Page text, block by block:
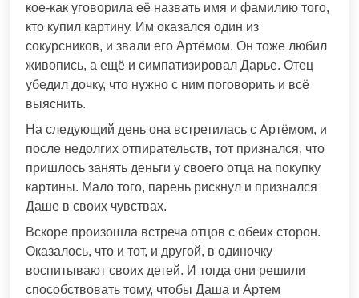
кое-как уговорила её назвать имя и фамилию того,
кто купил картину. Им оказался один из
сокурсников, и звали его Артёмом. Он тоже любил
живопись, а ещё и симпатизировал Дарье. Отец
убедил дочку, что нужно с ним поговорить и всё
выяснить.
На следующий день она встретилась с Артёмом, и
после недолгих отпирательств, тот признался, что
пришлось занять деньги у своего отца на покупку
картины. Мало того, парень рискнул и признался
Даше в своих чувствах.
Вскоре произошла встреча отцов с обеих сторон.
Оказалось, что и тот, и другой, в одиночку
воспитывают своих детей. И тогда они решили
способствовать тому, чтобы Даша и Артем